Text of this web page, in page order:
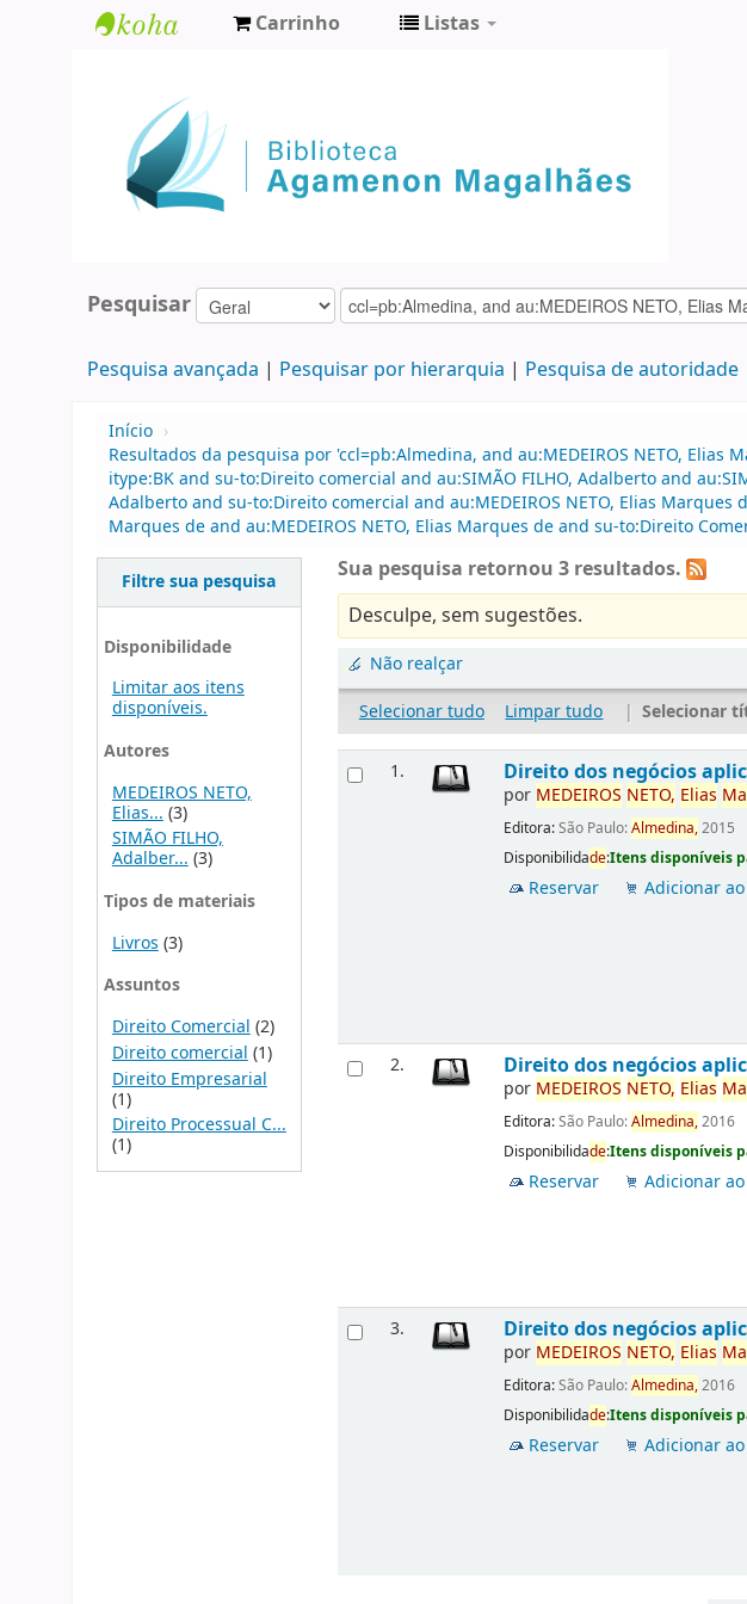
Agamenon
Magalhães
Carrinho Listas
Pesquisar
Pesquisa avançada Pesquisar por hierarquia Pesquisa de autoridade
Início ›
Resultados da pesquisa por 'ccl=pb:Almedina, and au:MEDEIROS NETO,
itype:BK and su-to:Direito comercial and au:SIMÃO FILHO, Adalberto and
Adalberto and su-to:Direito comercial and au:MEDEIROS NETO, Elias Marques
Marques de and au:MEDEIROS NETO, Elias Marques de and su-to:Direito
Filtre sua pesquisa
Disponibilidade
Limitar aos itens
disponíveis.
Autores
MEDEIROS NETO,
Elias... (3)
SIMÃO FILHO,
Adalber...(3)
Tipos de materiais
Livros (3)
Assuntos
Direito Comercial (2)
Direito comercial (1)
Direito Empresarial
(1)
Direito Processual C...
(1)
Sua pesquisa retornou 3 resultados.
Desculpe, sem sugestões.
Não realçar
Selecionar tudo
Limpar tudo | Selecionar
1. Direito dos negócios
por MEDEIROS NETO, Elias
Editora:São Paulo:Almedina,2015
Disponibilidade:Itens disponíveis
Reservar Adicionar
2. Direito dos negócios
por MEDEIROS NETO, Elias
Editora:São Paulo:Almedina,2016
Disponibilidade:Itens disponíveis
Reservar Adicionar
3. Direito dos negócios
por MEDEIROS NETO, Elias
Editora:São Paulo:Almedina,2016
Disponibilidade:Itens disponíveis
Reservar Adicionar